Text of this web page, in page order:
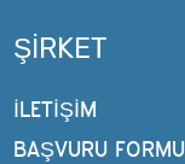
ŞIRKET
İLETİŞİM
BAŞVURU FORMU